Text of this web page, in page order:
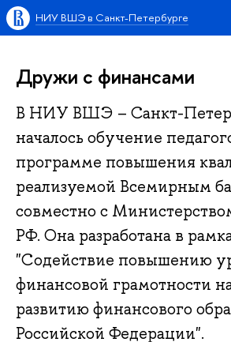
НИУ ВШЭ в Санкт-Петербурге
Дружи с финансами
В НИУ ВШЭ – Санкт-
началось обучение
программе повышения
реализуемой Всемирным
совместно с
РФ. Она разработана в
"Содействие повышению
финансовой грамотности
развитию финансового
Российской Федерации".